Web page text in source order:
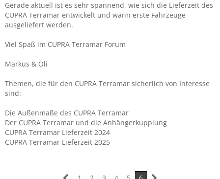
Gerade aktuell ist es sehr spannend, wie sich die Lieferzeit des
CUPRA Terramar entwickelt und wann erste Fahrzeuge
ausgeliefert werden.
Viel Spaß im CUPRA Terramar Forum
Markus & Oli
Themen, die für den CUPRA Terramar sicherlich von Interesse
sind:
Die Außenmaße des CUPRA Terramar
Der CUPRA Terramar und die Anhängerkupplung
CUPRA Terramar Lieferzeit 2024
CUPRA Terramar Lieferzeit 2025